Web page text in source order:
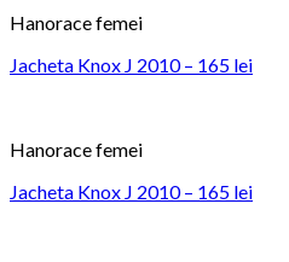
Hanorace femei
Jacheta Knox J 2010 – 165 lei
Hanorace femei
Jacheta Knox J 2010 – 165 lei